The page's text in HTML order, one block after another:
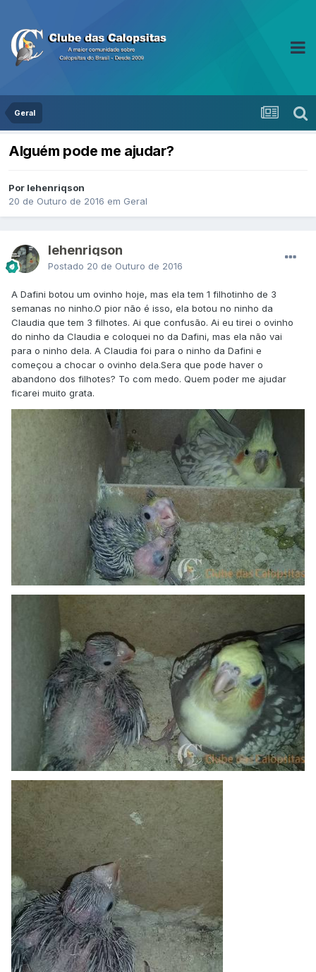
Geral
Alguém pode me ajudar?
Por lehenriqson
20 de Outuro de 2016 em Geral
lehenriqson
Postado 20 de Outuro de 2016
A Dafini botou um ovinho hoje, mas ela tem 1 filhotinho de 3
semanas no ninho.O pior não é isso, ela botou no ninho da
Claudia que tem 3 filhotes. Ai que confusão. Ai eu tirei o ovinho
do ninho da Claudia e coloquei no da Dafini, mas ela não vai
para o ninho dela. A Claudia foi para o ninho da Dafini e
começou a chocar o ovinho dela.Sera que pode haver o
abandono dos filhotes? To com medo. Quem poder me ajudar
ficarei muito grata.